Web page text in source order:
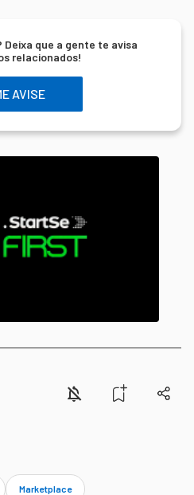
que a gente te avisa
relacionados!
AVISE
Marketplace